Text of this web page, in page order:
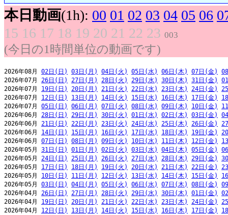
本日動画(1h): 00 01 02 03 04 05 06
15 16 17 18 19 20 21 22 23 003
(今日の1時間単位の動画です)
2026年08月 02日(日) 03日(月) 04日(火) 05日(水) 06日(木) 07日(金)
2026年07月 26日(日) 27日(月) 28日(火) 29日(水) 30日(木) 31日(金)
2026年07月 19日(日) 20日(月) 21日(火) 22日(水) 23日(木) 24日(金)
2026年07月 12日(日) 13日(月) 14日(火) 15日(水) 16日(木) 17日(金)
2026年07月 05日(日) 06日(月) 07日(火) 08日(水) 09日(木) 10日(金)
2026年06月 28日(日) 29日(月) 30日(火) 01日(水) 02日(木) 03日(金)
2026年06月 21日(日) 22日(月) 23日(火) 24日(水) 25日(木) 26日(金)
2026年06月 14日(日) 15日(月) 16日(火) 17日(水) 18日(木) 19日(金)
2026年06月 07日(日) 08日(月) 09日(火) 10日(水) 11日(木) 12日(金)
2026年05月 31日(日) 01日(月) 02日(火) 03日(水) 04日(木) 05日(金)
2026年05月 24日(日) 25日(月) 26日(火) 27日(水) 28日(木) 29日(金)
2026年05月 17日(日) 18日(月) 19日(火) 20日(水) 21日(木) 22日(金)
2026年05月 10日(日) 11日(月) 12日(火) 13日(水) 14日(木) 15日(金)
2026年05月 03日(日) 04日(月) 05日(火) 06日(水) 07日(木) 08日(金)
2026年04月 26日(日) 27日(月) 28日(火) 29日(水) 30日(木) 01日(金)
2026年04月 19日(日) 20日(月) 21日(火) 22日(水) 23日(木) 24日(金)
2026年04月 12日(日) 13日(月) 14日(火) 15日(水) 16日(木) 17日(金)